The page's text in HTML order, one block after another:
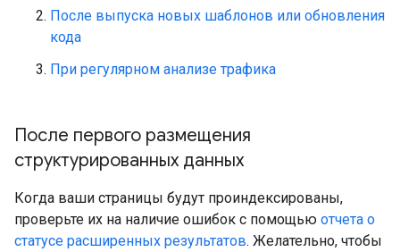
После выпуска новых шаблонов или обновления
кода
При регулярном анализе трафика
После первого размещения
структурированных данных
Когда ваши страницы будут проиндексированы,
проверьте их на наличие ошибок с помощью отчета о
статусе расширенных результатов. Желательно, чтобы